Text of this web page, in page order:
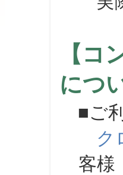
【コ
につ
■ご
ク
客様